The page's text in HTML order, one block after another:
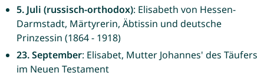
5. Juli (russisch-orthodox): Elisabeth von Hessen-
Darmstadt, Märtyrerin, Äbtissin und deutsche
Prinzessin (1864 - 1918)
23. September: Elisabet, Mutter Johannes' des Täufers
im Neuen Testament